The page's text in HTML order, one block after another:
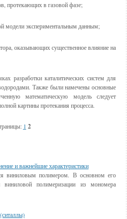
протекающих в газовой фазе;
модели экспериментальным данным;
оказывающих существенное влияние на
разработки каталитических систем для
Также были намечены основные
математическую модель следует
картины протекания процесса.
1 2
и важнейшие характеристики
виниловым полимером. В основном его
виниловой полимеризации из мономера